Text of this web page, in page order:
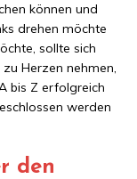
können und
drehen möchte
sollte sich
Herzen nehmen,
bis Z erfolgreich
werden
den